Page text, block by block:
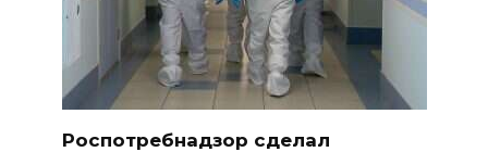
Роспотребнадзор сделал